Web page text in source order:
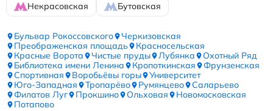
Некрасовская
Бутовская
Бульвар Рокоссовского
Черкизовская
Преображенская площадь
Красносельская
Красные Ворота
Чистые пруды Лубянка
Охотный Ряд
Библиотека имени Ленина
Кропоткинская
Фрунзенская
Спортивная
Воробьёвы горы
Университет
Юго-Западная
Тропарёво Румянцево
Саларьево
Филатов Луг
Прокшино Ольховая
Новомосковская
Потапово